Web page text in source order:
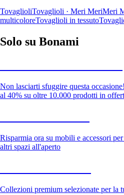
TovaglioliTovaglioli · Meri MeriMeri
multicoloreTovaglioli in tessuto
Solo su Bonami
Non lasciarti sfuggire questa
al 40% su oltre 10.000 prodotti in
Risparmia ora su mobili e accessori
altri spazi all'aperto
Collezioni premium selezionate per la